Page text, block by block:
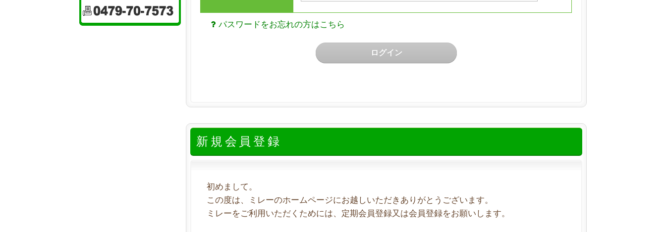
パスワードをお忘れの方はこちら
ログイン
新規会員登録
初めまして。
この度は、ミレーのホームページにお越しいただきありがとうございます。
ミレーをご利用いただくためには、定期会員登録又は会員登録をお願いします。